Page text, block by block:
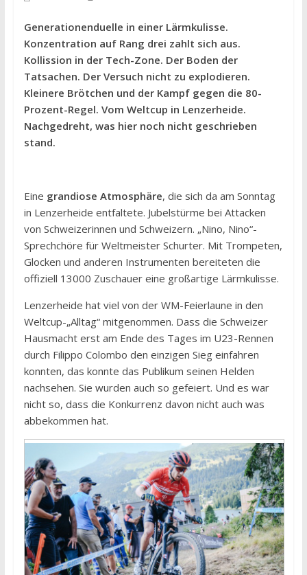
Generationenduelle in einer Lärmkulisse.
Konzentration auf Rang drei zahlt sich aus.
Kollission in der Tech-Zone. Der Boden der
Tatsachen. Der Versuch nicht zu explodieren.
Kleinere Brötchen und der Kampf gegen die 80-
Prozent-Regel. Vom Weltcup in Lenzerheide.
Nachgedreht, was hier noch nicht geschrieben
stand.
Eine grandiose Atmosphäre, die sich da am Sonntag
in Lenzerheide entfaltete. Jubelstürme bei Attacken
von Schweizerinnen und Schweizern. „Nino, Nino“-
Sprechchöre für Weltmeister Schurter. Mit Trompeten,
Glocken und anderen Instrumenten bereiteten die
offiziell 13000 Zuschauer eine großartige Lärmkulisse.
Lenzerheide hat viel von der WM-Feierlaune in den
Weltcup-„Alltag“ mitgenommen. Dass die Schweizer
Hausmacht erst am Ende des Tages im U23-Rennen
durch Filippo Colombo den einzigen Sieg einfahren
konnten, das konnte das Publikum seinen Helden
nachsehen. Sie wurden auch so gefeiert. Und es war
nicht so, dass die Konkurrenz davon nicht auch was
abbekommen hat.